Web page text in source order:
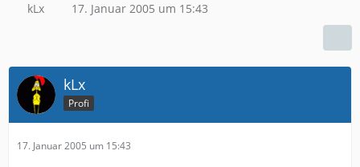
kLx 17. Januar 2005 um 15:43
kLx
Profi
17. Januar 2005 um 15:43